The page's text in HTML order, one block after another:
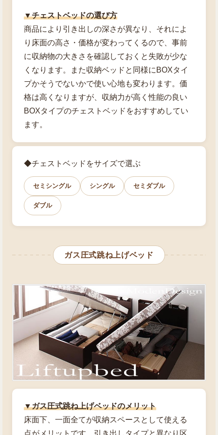
▼チェストベッドの選び方
商品により引き出しの深さが異なり、それによ
り床面の高さ・価格が変わってくるので、事前
に収納物の大きさを確認しておくと失敗が少な
くなります。また収納ベッドと同様にBOXタイ
プかそうでないかで使い心地も変わります。価
格は高くなりますが、収納力が高く性能の良い
BOXタイプのチェストベッドをおすすめしてい
ます。
◆チェストベッドをサイズで選ぶ
セミシングル シングル セミダブル
ダブル
ガス圧式跳ね上げベッド
▼ガス圧式跳ね上げベッドのメリット
床面下、一面全てが収納スペースとして使える